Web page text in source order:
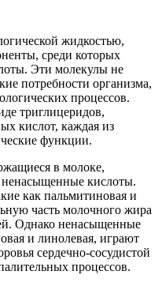
жидкостью,
среди которых
Эти молекулы не
потребности организма,
процессов.
триглицеридов,
кислот, каждая из
функции.
в молоке,
кислоты.
как пальмитиновая и
часть молочного жира
Однако ненасыщенные
и линолевая, играют
сердечно-сосудистой
процессов.